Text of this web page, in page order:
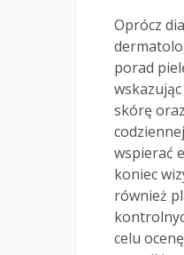
Oprócz
porad
skórę
wspierać
koniec
również
celu